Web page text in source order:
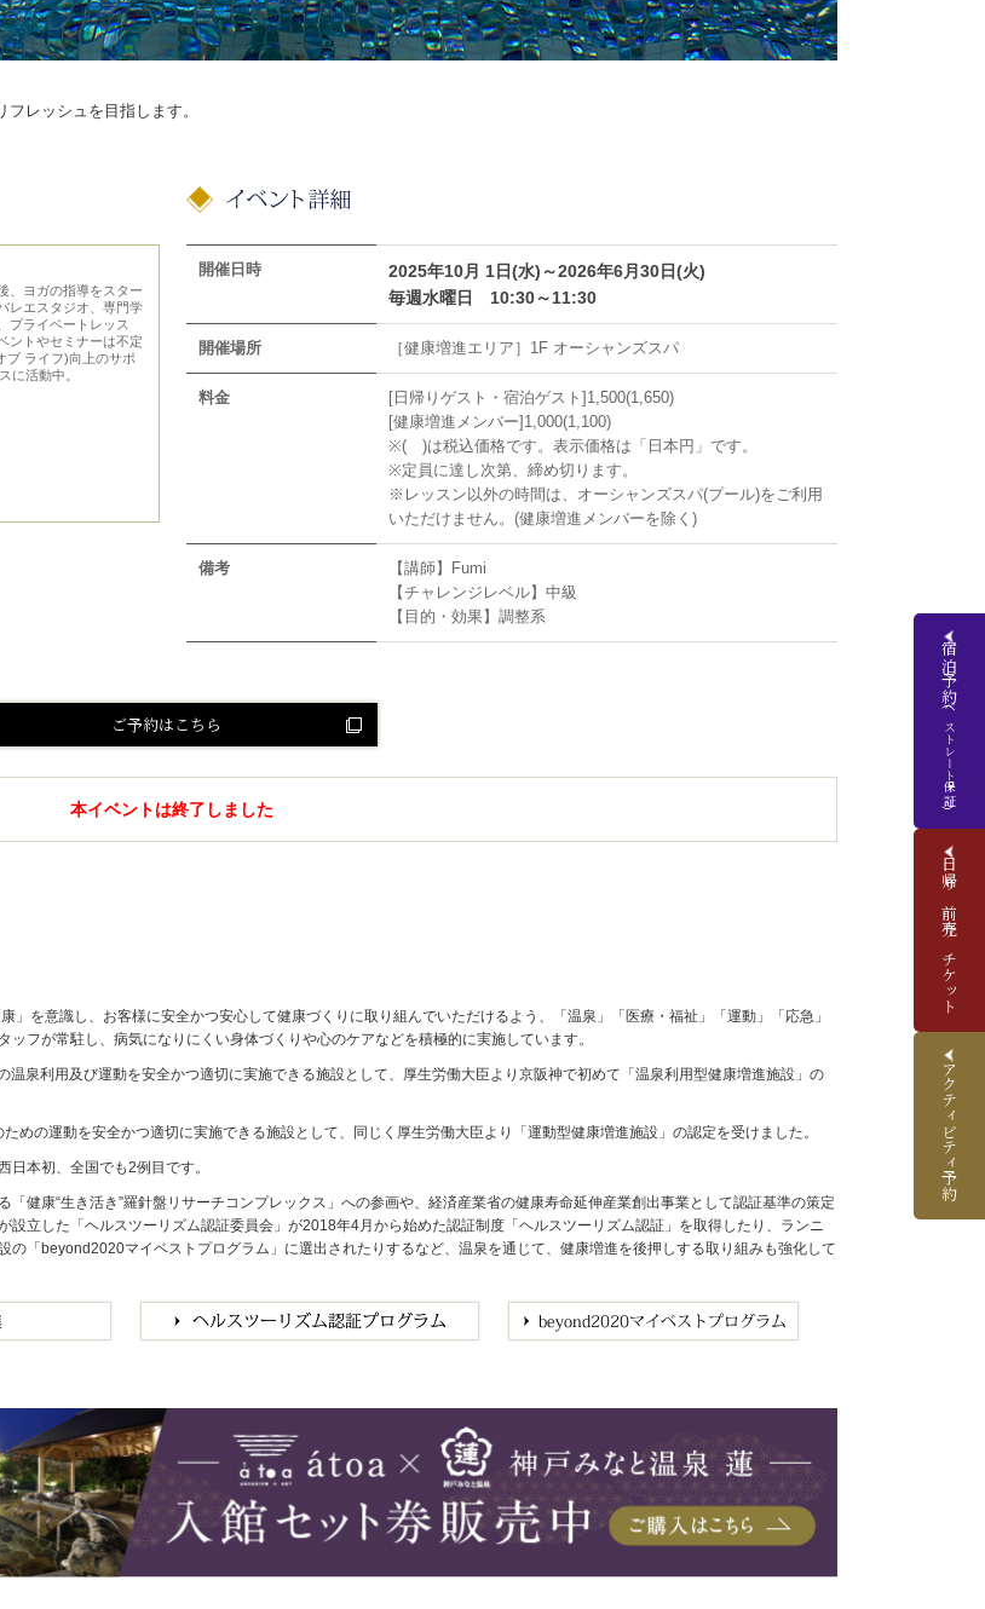
宿泊予約
(ベストレート保証)
日帰り前売りチケット
アクティビティ予約
レッシュを目指します。
、ヨガの指導をスター
レエスタジオ、専門学
プライベートレッス
ントやセミナーは不定
ブ ライフ)向上のサポ
に活動中。
開催日時
2025年10月 1日(水)～2026年6月30日(火)
毎週水曜日 10:30～11:30
開催場所 ［健康増進エリア］1F オーシャンズスパ
料金
[日帰りゲスト・宿泊ゲスト]1,500(1,650)
[健康増進メンバー]1,000(1,100)
※( )は税込価格です。表示価格は「日本円」です。
※定員に達し次第、締め切ります。
※レッスン以外の時間は、オーシャンズスパ(プール)をご利用
いただけません。(健康増進メンバーを除く)
備考
【講師】Fumi
【チャレンジレベル】中級
【目的・効果】調整系
ご予約はこちら
本イベントは終了しました
」を意識し、お客様に安全かつ安心して健康づくりに取り組んでいただけるよう、「温泉」「医療・福祉」「運動」「応急」
ッフが常駐し、病気になりにくい身体づくりや心のケアなどを積極的に実施しています。
温泉利用及び運動を安全かつ適切に実施できる施設として、厚生労働大臣より京阪神で初めて「温泉利用型健康増進施設」の
めの運動を安全かつ適切に実施できる施設として、同じく厚生労働大臣より「運動型健康増進施設」の認定を受けました。
日本初、全国でも2例目です。
「健康“生き活き”羅針盤リサーチコンプレックス」への参画や、経済産業省の健康寿命延伸産業創出事業として認証基準の策定
設立した「ヘルスツーリズム認証委員会」が2018年4月から始めた認証制度「ヘルスツーリズム認証」を取得したり、ランニ
の「beyond2020マイベストプログラム」に選出されたりするなど、温泉を通じて、健康増進を後押しする取り組みも強化して